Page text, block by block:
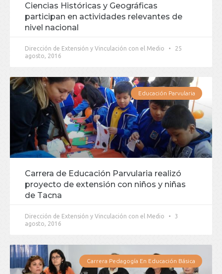
Ciencias Históricas y Geográficas
participan en actividades relevantes de
nivel nacional
Dirección de Extensión y Vinculación con el Medio
25
agosto, 2016
Educación Parvularia
Carrera de Educación Parvularia realizó
proyecto de extensión con niños y niñas
de Tacna
Dirección de Extensión y Vinculación con el Medio
3
agosto, 2016
Carrera Pedagogía En Educación Básica